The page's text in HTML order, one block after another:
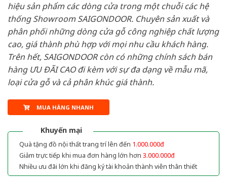
hiệu sản phẩm các dòng cửa trong một chuỗi các hệ
thống Showroom SAIGONDOOR. Chuyên sản xuất và
phân phối những dòng cửa gỗ công nghiệp chất lượng
cao, giá thành phù hợp với mọi nhu cầu khách hàng.
Trên hết, SAIGONDOOR còn có những chính sách bán
hàng ƯU ĐÃI CAO đi kèm với sự đa dạng về mẫu mã,
loại cửa gỗ và cả phân khúc giá thành.
MUA HÀNG NHANH
Khuyến mại
Quà tặng đồ nội thất trang trí lên đến 1.000.000đ
Giảm trực tiếp khi mua đơn hàng lớn hơn 3.000.000đ
Nhiều ưu đãi lớn khi đăng ký tài khoản thành viên thân thiết